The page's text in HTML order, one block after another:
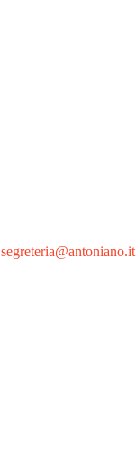
segreteria@antoniano.it